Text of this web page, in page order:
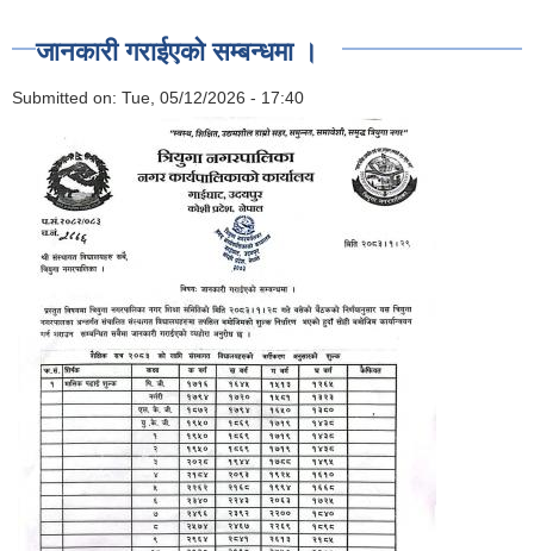
जानकारी गराईएको सम्बन्धमा ।
Submitted on: Tue, 05/12/2026 - 17:40